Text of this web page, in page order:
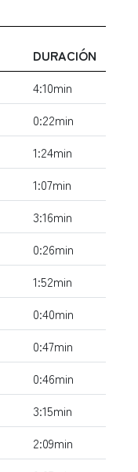
DURACIÓN
4:10min
0:22min
1:24min
1:07min
3:16min
0:26min
1:52min
0:40min
0:47min
0:46min
3:15min
2:09min